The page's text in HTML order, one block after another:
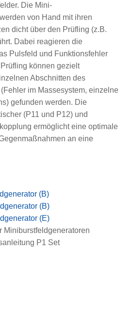
Die Mini-
von Hand mit ihren
dicht über den Prüfling (z.B.
Dabei reagieren die
Pulsfeld und Funktionsfehler
können gezielt
Abschnitten des
im Massesystem, einzelne
gefunden werden. Die
(P11 und P12) und
ermöglicht eine optimale
an eine
(B)
(B)
(E)
Miniburstfeldgeneratoren
P1 Set